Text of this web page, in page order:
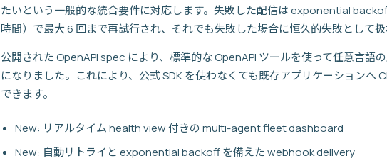
たいという一般的な統合要件に対応します。失敗した配信は exponential
時間）で最大 6 回まで再試行され、それでも失敗した場合に恒久的失敗として扱
公開された OpenAPI spec により、標準的な OpenAPI ツールを使って任意言語
になりました。これにより、公式 SDK を使わなくても既存アプリケーション
できます。
New: リアルタイム health view 付きの multi-agent fleet dashboard
New: 自動リトライと exponential backoff を備えた webhook delivery